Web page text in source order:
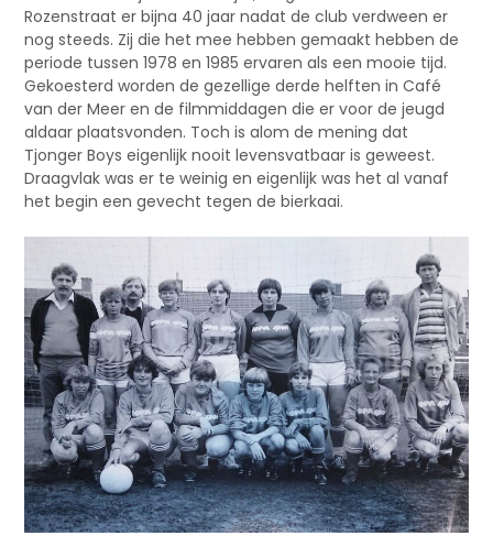
Rozenstraat er bijna 40 jaar nadat de club verdween er
nog steeds. Zij die het mee hebben gemaakt hebben de
periode tussen 1978 en 1985 ervaren als een mooie tijd.
Gekoesterd worden de gezellige derde helften in Café
van der Meer en de filmmiddagen die er voor de jeugd
aldaar plaatsvonden. Toch is alom de mening dat
Tjonger Boys eigenlijk nooit levensvatbaar is geweest.
Draagvlak was er te weinig en eigenlijk was het al vanaf
het begin een gevecht tegen de bierkaai.